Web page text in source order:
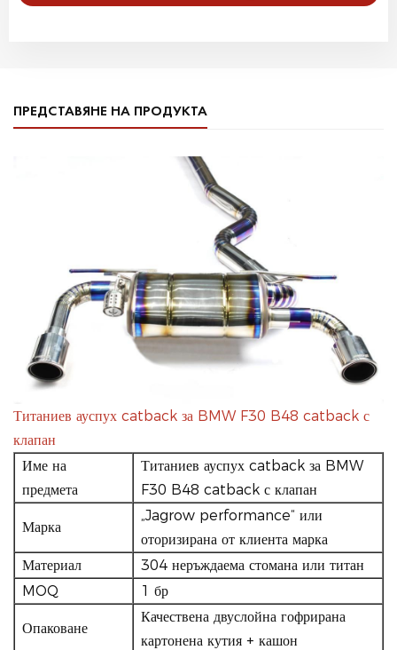
ПРЕДСТАВЯНЕ НА ПРОДУКТА
Титаниев ауспух catback за BMW F30 B48 catback с
клапан
Име на
предмета
Титаниев ауспух catback за BMW
F30 B48 catback с клапан
Марка
„Jagrow performance“ или
оторизирана от клиента марка
Материал
304 неръждаема стомана или титан
MOQ
1 бр
Опаковане
Качествена двуслойна гофрирана
картонена кутия + кашон